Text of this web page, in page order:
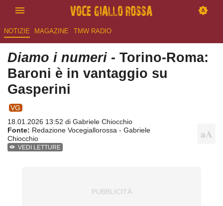
NOTIZIE MAGAZINE TMW RADIO
Diamo i numeri - Torino-Roma:
Baroni è in vantaggio su
Gasperini
VG
18.01.2026 13:52 di Gabriele Chiocchio
Fonte: Redazione Vocegiallorossa - Gabriele
Chiocchio
VEDI LETTURE